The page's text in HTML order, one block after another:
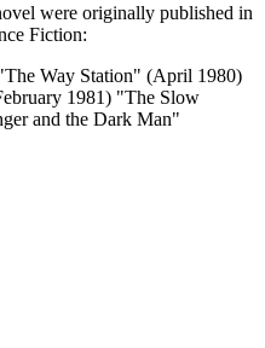
were originally published in
Fiction:
Way Station" (April 1980)
1981) "The Slow
and the Dark Man"